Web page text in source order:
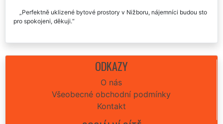
Perfektně uklizené bytové prostory v Nižboru, nájemníci budou sto
pro spokojeni, děkuji.
ODKAZY
O nás
Všeobecné obchodní podmínky
Kontakt